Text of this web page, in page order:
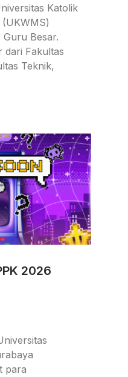
Katolik
Besar.
dari Fakultas
Teknik,
2026
para